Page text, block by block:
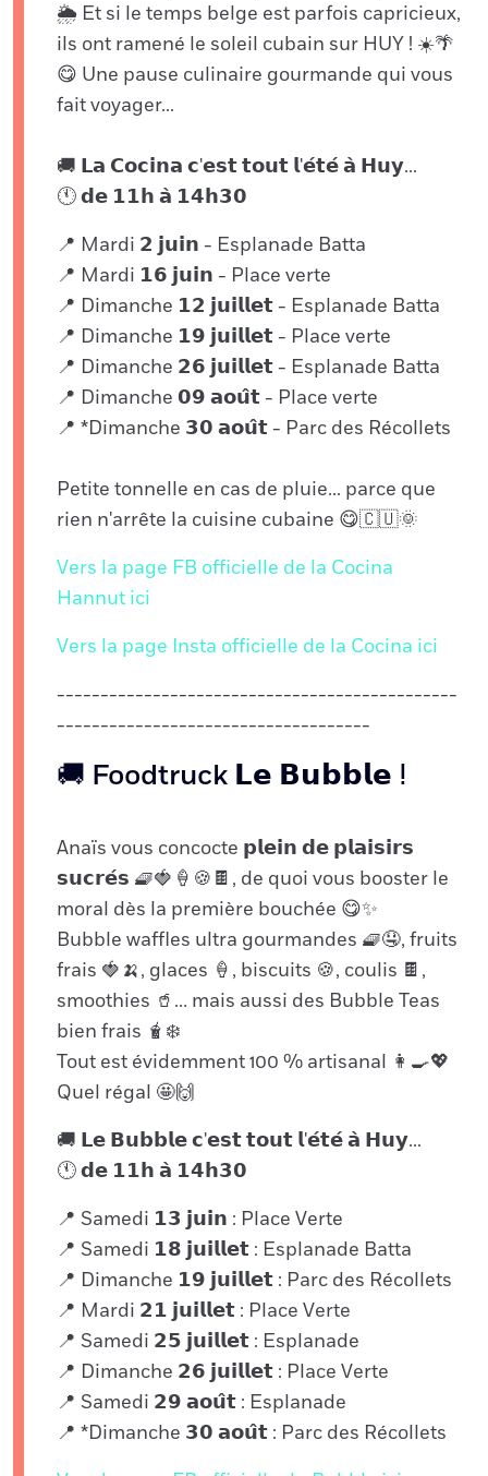
🌦️ Et si le temps belge est parfois capricieux,
ils ont ramené le soleil cubain sur HUY ! ☀️🌴
😋 Une pause culinaire gourmande qui vous
fait voyager...
🚚 𝗟𝗮 𝗖𝗼𝗰𝗶𝗻𝗮 𝗰'𝗲𝘀𝘁 𝘁𝗼𝘂𝘁 𝗹'𝗲́𝘁𝗲́ 𝗮̀ 𝗛𝘂𝘆...
🕚 𝗱𝗲 𝟭𝟭𝗵 𝗮̀ 𝟭𝟰𝗵𝟯𝟬
📍 Mardi 𝟮 𝗷𝘂𝗶𝗻 - Esplanade Batta
📍 Mardi 𝟭𝟲 𝗷𝘂𝗶𝗻 - Place verte
📍 Dimanche 𝟭𝟮 𝗷𝘂𝗶𝗹𝗹𝗲𝘁 - Esplanade Batta
📍 Dimanche 𝟭𝟵 𝗷𝘂𝗶𝗹𝗹𝗲𝘁 - Place verte
📍 Dimanche 𝟮𝟲 𝗷𝘂𝗶𝗹𝗹𝗲𝘁 - Esplanade Batta
📍 Dimanche 𝟬𝟵 𝗮𝗼𝘂̂𝘁 - Place verte
📍 *Dimanche 𝟯𝟬 𝗮𝗼𝘂̂𝘁 - Parc des Récollets
Petite tonnelle en cas de pluie... parce que
rien n'arrête la cuisine cubaine 😋🇨🇺🌞
Vers la page FB officielle de la Cocina
Hannut ici
Vers la page Insta officielle de la Cocina ici
----------------------------------------------
------------------------------------
🚚 Foodtruck 𝗟𝗲 𝗕𝘂𝗯𝗯𝗹𝗲 ⵑ
Anaïs vous concocte 𝗽𝗹𝗲𝗶𝗻 𝗱𝗲 𝗽𝗹𝗮𝗶𝘀𝗶𝗿𝘀
𝘀𝘂𝗰𝗿𝗲́𝘀 🧇🍓🍦🍪🍫, de quoi vous booster le
moral dès la première bouchée 😋✨
Bubble waffles ultra gourmandes 🧇🤤, fruits
frais 🍓🍌, glaces 🍦, biscuits 🍪, coulis 🍫,
smoothies 🥤… mais aussi des Bubble Teas
bien frais 🧋❄️
Tout est évidemment 100 % artisanal 👩🍳💖
Quel régal 🤩🙌
🚚 𝗟𝗲 𝗕𝘂𝗯𝗯𝗹𝗲 𝗰'𝗲𝘀𝘁 𝘁𝗼𝘂𝘁 𝗹'𝗲́𝘁𝗲́ 𝗮̀ 𝗛𝘂𝘆...
🕚 𝗱𝗲 𝟭𝟭𝗵 𝗮̀ 𝟭𝟰𝗵𝟯𝟬
📍 Samedi 𝟭𝟯 𝗷𝘂𝗶𝗻 : Place Verte
📍 Samedi 𝟭𝟴 𝗷𝘂𝗶𝗹𝗹𝗲𝘁 : Esplanade Batta
📍 Dimanche 𝟭𝟵 𝗷𝘂𝗶𝗹𝗹𝗲𝘁 : Parc des Récollets
📍 Mardi 𝟮𝟭 𝗷𝘂𝗶𝗹𝗹𝗲𝘁 : Place Verte
📍 Samedi 𝟮𝟱 𝗷𝘂𝗶𝗹𝗹𝗲𝘁 : Esplanade
📍 Dimanche 𝟮𝟲 𝗷𝘂𝗶𝗹𝗹𝗲𝘁 : Place Verte
📍 Samedi 𝟮𝟵 𝗮𝗼𝘂̂𝘁 : Esplanade
📍 *Dimanche 𝟯𝟬 𝗮𝗼𝘂̂𝘁 : Parc des Récollets